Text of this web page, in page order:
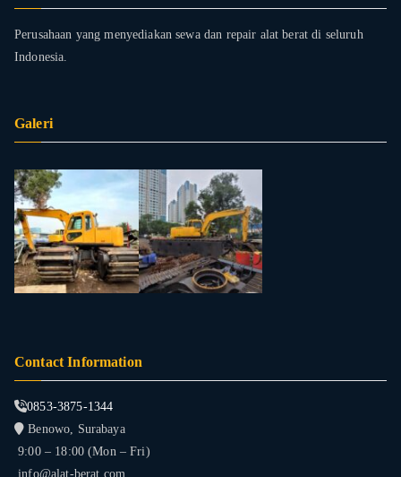
Perusahaan yang menyediakan sewa dan repair alat berat di seluruh
Indonesia.
Galeri
Contact Information
0853-3875-1344
Benowo, Surabaya
9:00 – 18:00 (Mon – Fri)
info@alat-berat.com